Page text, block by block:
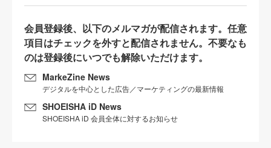
会員登録後、以下のメルマガが配信されます。任意
項目はチェックを外すと配信されません。不要なも
のは登録後にいつでも解除いただけます。
MarkeZine News
デジタルを中心とした広告／マーケティングの最新情報
SHOEISHA iD News
SHOEISHA iD 会員全体に対するお知らせ